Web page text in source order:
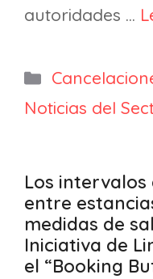
autoridades …
Categorías
Noticias del
Los intervalos
entre
medidas de
Iniciativa de
el “Booking